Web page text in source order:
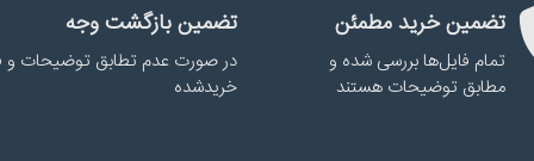
تضمین خرید مطمئن
تمام فایل‌ها بررسی شده و
مطابق توضیحات هستند
تضمین بازگشت وجه
در صورت عدم تطابق توضیحات و
خریدشده